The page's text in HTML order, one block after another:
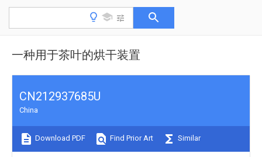
一种用于茶叶的烘干装置
CN212937685U
China
Download PDF Find Prior Art Similar